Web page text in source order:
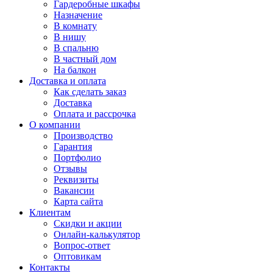
Гардеробные шкафы
Назначение
В комнату
В нишу
В спальню
В частный дом
На балкон
Доставка и оплата
Как сделать заказ
Доставка
Оплата и рассрочка
О компании
Производство
Гарантия
Портфолио
Отзывы
Реквизиты
Вакансии
Карта сайта
Клиентам
Скидки и акции
Онлайн-калькулятор
Вопрос-ответ
Оптовикам
Контакты